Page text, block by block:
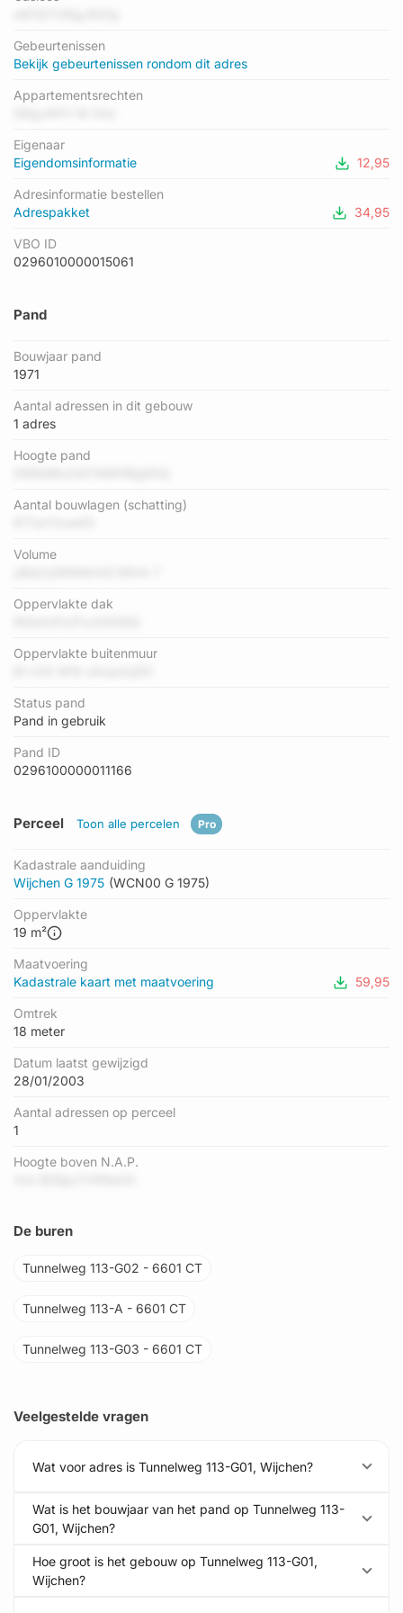
adres ligt heeft als status: 'pand in gebruik'.
Gebeurtenissen
Bekijk gebeurtenissen rondom dit adres
Appartementsrechten
Eigenaar
Eigendomsinformatie
12,95
Adresinformatie bestellen
Adrespakket
34,95
VBO ID
0296010000015061
Pand
Bouwjaar pand
1971
Aantal adressen in dit gebouw
1 adres
Hoogte pand
Aantal bouwlagen (schatting)
Volume
Oppervlakte dak
Oppervlakte buitenmuur
Status pand
Pand in gebruik
Pand ID
0296100000011166
Perceel Toon alle percelen Pro
Kadastrale aanduiding
Wijchen G 1975 (WCN00 G 1975)
Oppervlakte
19 m²
Maatvoering
Kadastrale kaart met maatvoering
59,95
Omtrek
18 meter
Datum laatst gewijzigd
28/01/2003
Aantal adressen op perceel
1
Hoogte boven N.A.P.
De buren
Tunnelweg 113-G02 - 6601 CT
Tunnelweg 113-A - 6601 CT
Tunnelweg 113-G03 - 6601 CT
Veelgestelde vragen
Wat voor adres is Tunnelweg 113-G01, Wijchen?
Wat is het bouwjaar van het pand op Tunnelweg 113-
G01, Wijchen?
Hoe groot is het gebouw op Tunnelweg 113-G01,
Wijchen?